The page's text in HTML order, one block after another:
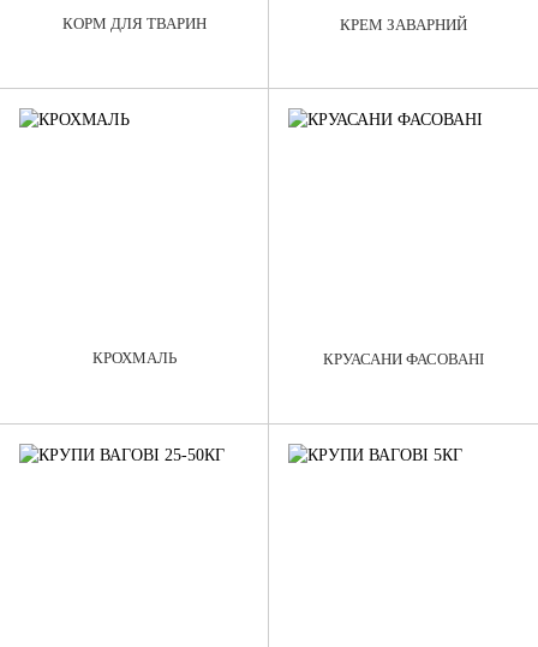
КОРМ ДЛЯ ТВАРИН КРЕМ ЗАВАРНИЙ
КРОХМАЛЬ КРУАСАНИ ФАСОВАНІ